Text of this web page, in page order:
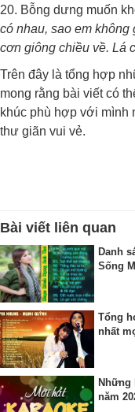
20. Bỗng dưng muốn
có nhau, sao em
cơn giông chiều về. Lá
Trên đây là tổng hợp
mong rằng bài viết có
khúc phù hợp với mình
thư giãn vui vẻ.
Bài viết liên quan
Danh
Sống
Tổng
nhất
Những
năm